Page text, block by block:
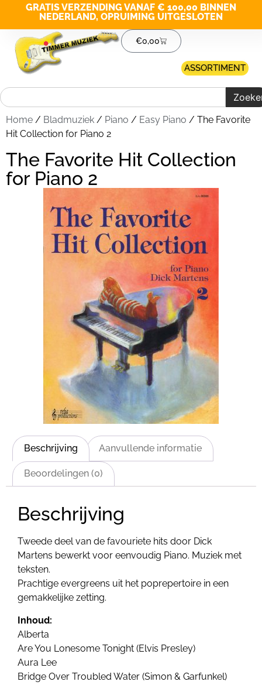
GRATIS VERZENDING VANAF € 100,00 BINNEN
NEDERLAND, OPRUIMING UITGESLOTEN
€0,00
ASSORTIMENT
Home / Bladmuziek / Piano / Easy Piano / The Favorite
Hit Collection for Piano 2
The Favorite Hit Collection
for Piano 2
Beschrijving Aanvullende informatie
Beoordelingen (0)
Beschrijving
Tweede deel van de favouriete hits door Dick
Martens bewerkt voor eenvoudig Piano. Muziek met
teksten.
Prachtige evergreens uit het poprepertoire in een
gemakkelijke zetting.
Inhoud:
Alberta
Are You Lonesome Tonight (Elvis Presley)
Aura Lee
Bridge Over Troubled Water (Simon & Garfunkel)